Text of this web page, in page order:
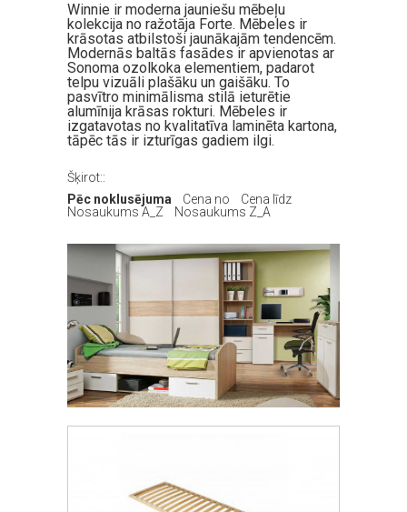
Winnie ir moderna jauniešu mēbeļu
kolekcija no ražotāja Forte. Mēbeles ir
krāsotas atbilstoši jaunākajām tendencēm.
Modernās baltās fasādes ir apvienotas ar
Sonoma ozolkoka elementiem, padarot
telpu vizuāli plašāku un gaišāku. To
pasvītro minimālisma stilā ieturētie
alumīnija krāsas rokturi. Mēbeles ir
izgatavotas no kvalitatīva laminēta kartona,
tāpēc tās ir izturīgas gadiem ilgi.
Šķirot::
Pēc noklusējuma
Cena no
Cena līdz
Nosaukums A_Z
Nosaukums Z_A